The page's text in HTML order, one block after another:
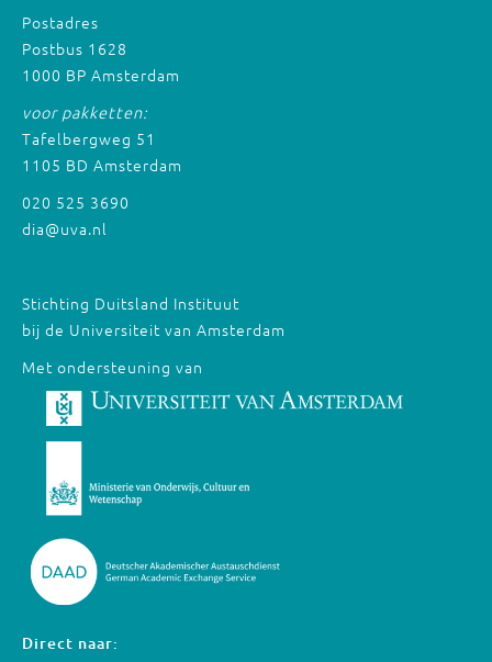
Postadres
Postbus 1628
1000 BP Amsterdam
voor pakketten:
Tafelbergweg 51
1105 BD Amsterdam
020 525 3690
dia@uva.nl
Stichting Duitsland Instituut
bij de Universiteit van Amsterdam
Met ondersteuning van
Direct naar: